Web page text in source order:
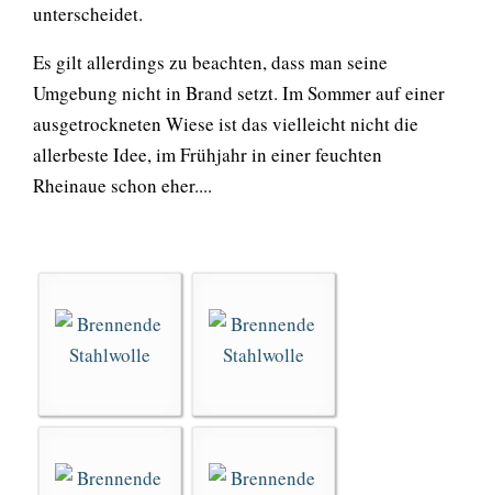
unterscheidet.
Es gilt allerdings zu beachten, dass man seine
Umgebung nicht in Brand setzt. Im Sommer auf einer
ausgetrockneten Wiese ist das vielleicht nicht die
allerbeste Idee, im Frühjahr in einer feuchten
Rheinaue schon eher....